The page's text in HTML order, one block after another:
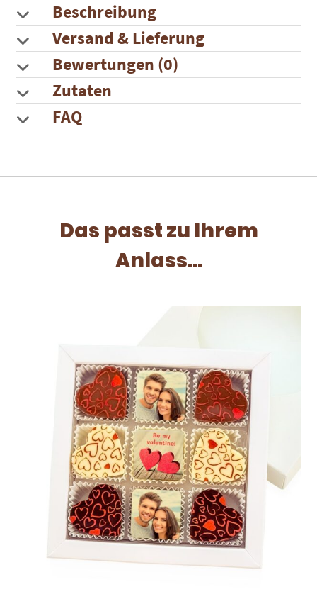
Beschreibung
Versand & Lieferung
Bewertungen (0)
Zutaten
FAQ
Das passt zu Ihrem
Anlass...